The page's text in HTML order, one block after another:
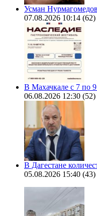
Усман
07.08.2026 10:14 (62)
В Махачкале с 7 по
06.08.2026 12:30 (52)
В Дагестане
05.08.2026 15:40 (43)